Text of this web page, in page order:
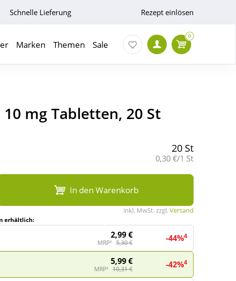
Schnelle Lieferung Rezept einlösen
Marken Themen Sale
0
mg Tabletten, 20 St
20 St
Grundpreis:
0,30 €/1 St
In den Warenkorb
inkl. MwSt. zzgl.Versand
erhältlich:
2,99 €
MRP² 5,30 € -44%4
5,99 €
MRP² 10,31 € -42%4